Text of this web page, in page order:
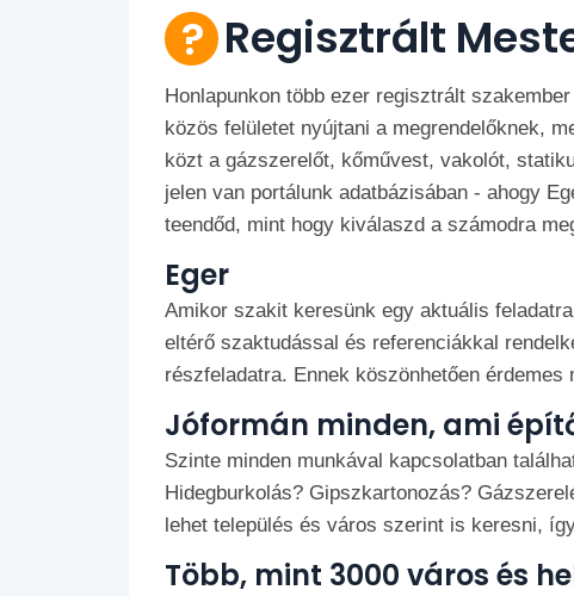
Regisztrált
Honlapunkon több ezer regisztrált
közös felületet nyújtani a megrendelőknek,
közt a gázszerelőt, kőművest, vakolót,
jelen van portálunk adatbázisában - ahogy
teendőd, mint hogy kiválaszd a számodra
Eger
Amikor szakit keresünk egy aktuális
eltérő szaktudással és referenciákkal
részfeladatra. Ennek köszönhetően
Jóformán minden, ami
Szinte minden munkával kapcsolatban
Hidegburkolás? Gipszkartonozás?
lehet település és város szerint is keresni,
Több, mint 3000 város és